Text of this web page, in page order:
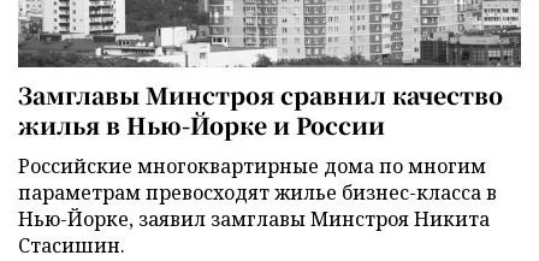
Замглавы Минстроя сравнил качество
жилья в Нью-Йорке и России
Российские многоквартирные дома по многим
параметрам превосходят жилье бизнес-класса в
Нью-Йорке, заявил замглавы Минстроя Никита
Стасишин.